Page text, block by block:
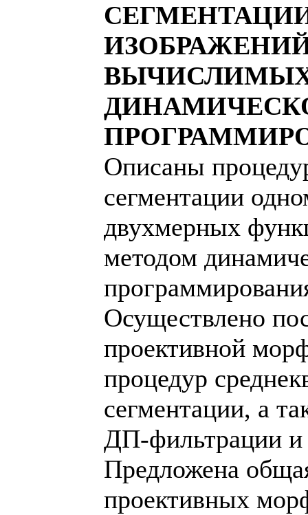
Описаны
сегментации
двухмерных
методом
Осуществлено
проективной
процедур
сегментации, а
ДП-фильтрации
Предложена
проективных